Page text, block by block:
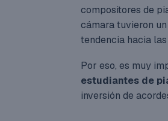
compositores de
cámara tuvieron
tendencia hacia
Por eso, es muy
estudiantes de
inversión de